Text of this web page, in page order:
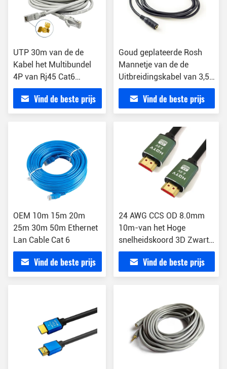
UTP 30m van de de
Kabel het Multibundel
4P van Rj45 Cat6
Ethernet Zuivere Koper
Vind de beste prijs
Goud geplateerde Rosh
Mannetje van de de
Uitbreidingskabel van 3,5
Mm het Stereo aan Wijfje
Vind de beste prijs
OEM 10m 15m 20m
25m 30m 50m Ethernet
Lan Cable Cat 6
Vind de beste prijs
24 AWG CCS OD 8.0mm
10m-van het Hoge
snelheidskoord 3D Zwarte
Kabel Van verschillende
media voor PC
Vind de beste prijs